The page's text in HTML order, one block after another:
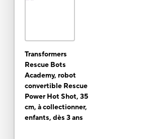
Transformers
Rescue Bots
Academy, robot
convertible Rescue
Power Hot Shot, 35
cm, à collectionner,
enfants, dès 3 ans